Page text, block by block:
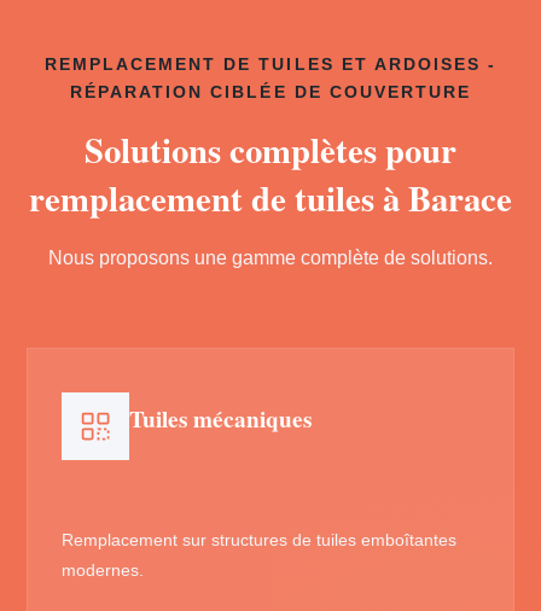
REMPLACEMENT DE TUILES ET ARDOISES -
RÉPARATION CIBLÉE DE COUVERTURE
Solutions complètes pour
remplacement de tuiles à Barace
Nous proposons une gamme complète de solutions.
Tuiles mécaniques
Remplacement sur structures de tuiles emboîtantes
modernes.